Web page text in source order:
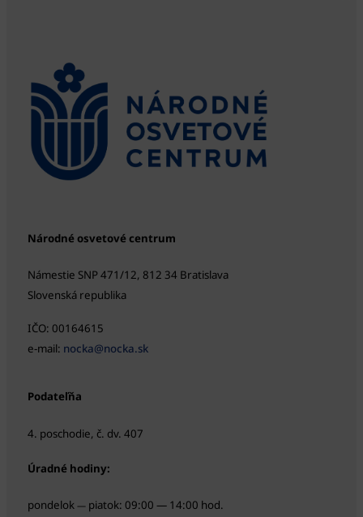
Národné osvetové centrum
Námestie SNP 471/12, 812 34 Bratislava
Slovenská republika
IČO: 00164615
e-mail: nocka@nocka.sk
Podateľňa
4. poschodie, č. dv. 407
Úradné hodiny:
pondelok — piatok: 09:00 — 14:00 hod.